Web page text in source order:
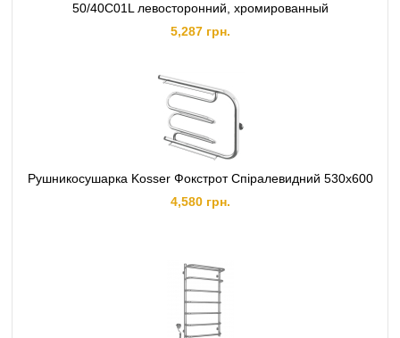
50/40C01L левосторонний, хромированный
5,287 грн.
Рушникосушарка Kosser Фокстрот Спіралевидний 530х600
4,580 грн.